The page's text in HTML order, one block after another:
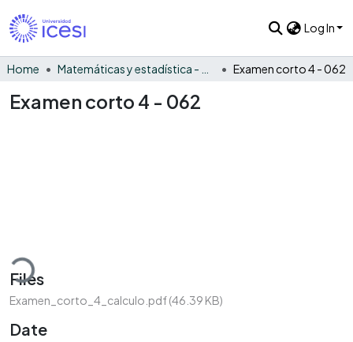
Log In
Home Examen corto 4 - 062
Examen corto 4 - 062
Files
Examen_corto_4_calculo.pdf(46.39 KB)
Date